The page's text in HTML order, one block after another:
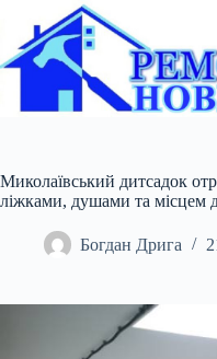
вмісту
Миколаївський дитсадок
ліжками, душами та місцем
Богдан Дрига